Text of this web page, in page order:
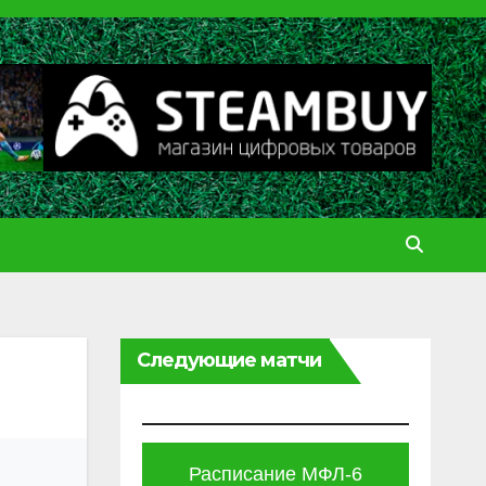
Следующие матчи
Расписание МФЛ-6